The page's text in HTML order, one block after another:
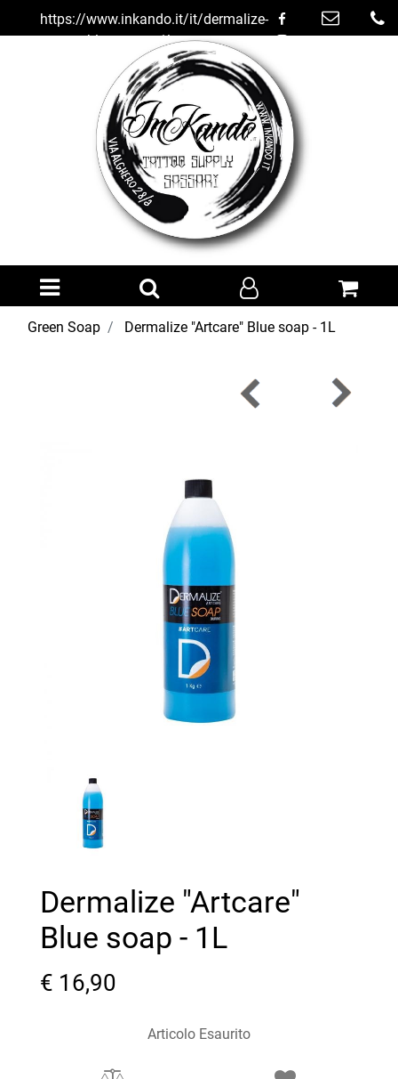
https://www.inkando.it/it/dermalize-
artcare-blue-soap---1l
Open menu
Green Soap Dermalize "Artcare" Blue soap - 1L
Dermalize "Artcare"
Blue soap - 1L
€ 16,90
Articolo Esaurito